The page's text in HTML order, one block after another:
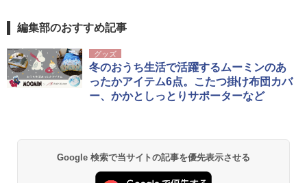
編集部のおすすめ記事
グッズ
冬のおうち生活で活躍するムーミンのあ
ったかアイテム6点。こたつ掛け布団カバ
ー、かかとしっとりサポーターなど
Google 検索で当サイトの記事を優先表示させる